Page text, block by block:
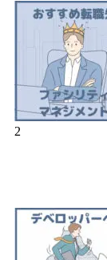
2